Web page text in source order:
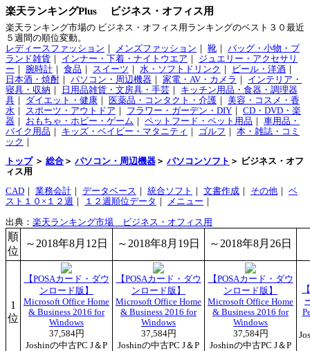
楽天ランキングPlus ビジネス・オフィス用
楽天ランキング市場の ビジネス・オフィス用ランキングのベスト３０最近
５週間の順位変動。
レディースファッション
メンズファッション 靴
バッグ・小物・ブ
ランド雑貨
インナー・下着・ナイトウエア
ジュエリー・アクセサリ
ー
腕時計 食品 スイーツ 水・ソフトドリンク ビール・洋酒
日本酒・焼酎
パソコン・周辺機器 家電・AV・カメラ
インテリア・
寝具・収納
日用品雑貨・文房具・手芸
キッチン用品・食器・調理器
具
ダイエット・健康 医薬品・コンタクト・介護
美容・コスメ・香
水
スポーツ・アウトドア フラワー・ガーデン・DIY
CD・DVD・楽
器
おもちゃ・ホビー・ゲーム ペットフード・ペット用品
車用品・
バイク用品
キッズ・ベイビー・マタニティ ゴルフ
本・雑誌・コミ
ック
トップ＞ 総合 ＞ パソコン・周辺機器 ＞ パソコンソフト ＞ ビジネス・オフ
ィス用
CAD ｜ 業務会計 ｜ データベース ｜ 統合ソフト ｜ 文書作成 ｜ その他 ｜ ベ
スト１０×１２週 ｜ １２週順位データ ｜ メニュー ｜
出典： 楽天ランキング市場 ビジネス・オフィス用
順
位
～2018年8月12日 ～2018年8月19日 ～2018年8月26日
1
位
【POSAカード・ダウ
ンロード版】
Microsoft Office Home
& Business 2016 for
Windows
37,584円
Joshinの中古PC J＆P
【POSAカード・ダウ
ンロード版】
Microsoft Office Home
& Business 2016 for
Windows
37,584円
Joshinの中古PC J＆P
【POSAカード・ダウ
ンロード版】
Microsoft Office Home
& Business 2016 for
Windows
37,584円
Joshinの中古PC J＆P